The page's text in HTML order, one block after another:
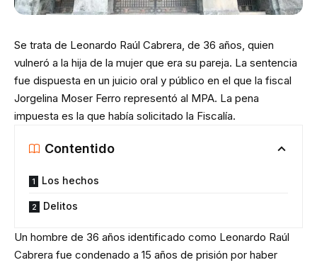
Se trata de Leonardo Raúl Cabrera, de 36 años, quien
vulneró a la hija de la mujer que era su pareja. La sentencia
fue dispuesta en un juicio oral y público en el que la fiscal
Jorgelina Moser Ferro representó al MPA. La pena
impuesta es la que había solicitado la Fiscalía.
Contentido
Los hechos
Delitos
Un hombre de 36 años identificado como Leonardo Raúl
Cabrera fue condenado a 15 años de prisión por haber